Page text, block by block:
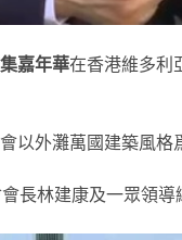
嘉年華在香港維多利
以外灘萬國建築風
長林建康及一眾領導